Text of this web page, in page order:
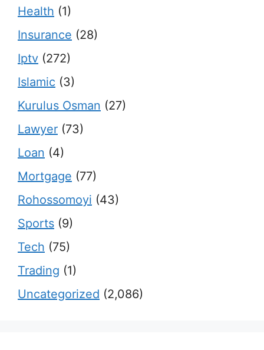
Health (1)
Insurance (28)
Iptv (272)
Islamic (3)
Kurulus Osman (27)
Lawyer (73)
Loan (4)
Mortgage (77)
Rohossomoyi (43)
Sports (9)
Tech (75)
Trading (1)
Uncategorized (2,086)